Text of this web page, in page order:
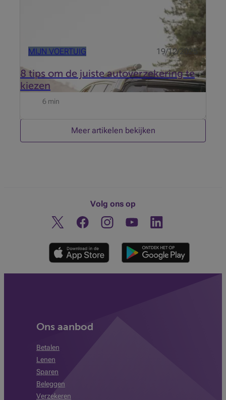
MIJN VOERTUIG 19/12/2025
8 tips om de juiste autoverzekering te
kiezen
6 min
Meer artikelen bekijken
Volg ons op
Twitter FacebookInstagramOntdek ons YouTube-kanaal
Linkedin
Ons aanbod
Betalen
Lenen
Sparen
Beleggen
Verzekeren